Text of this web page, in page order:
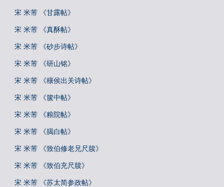
宋 米芾 《甘露帖》
宋 米芾 《真酥帖》
宋 米芾 《砂步诗帖》
宋 米芾 《研山铭》
宋 米芾 《穰侯出关诗帖》
宋 米芾 《箧中帖》
宋 米芾 《粮院帖》
宋 米芾 《臈白帖》
宋 米芾 《致伯修老兄尺牍》
宋 米芾 《致伯充尺牍》
宋 米芾 《苏太简参政帖》